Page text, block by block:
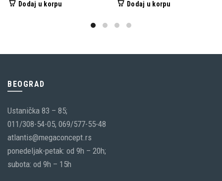
Dodaj u korpu Dodaj u korpu
BEOGRAD
Ustanička 83 – 85;
011/308-54-05, 069/577-55-48
atlantis@megaconcept.rs
ponedeljak-petak: od 9h – 20h;
subota: od 9h – 15h